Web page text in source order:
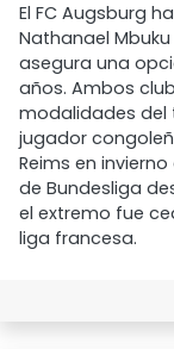
El FC Augsburg
Nathanael
asegura una
años. Ambos
modalidades del
jugador
Reims en
de Bundesliga
el extremo fue
liga francesa.